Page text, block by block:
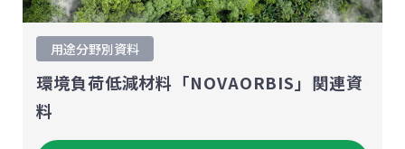
用途分野別資料
環境負荷低減材料「NOVAORBIS」関連資
料